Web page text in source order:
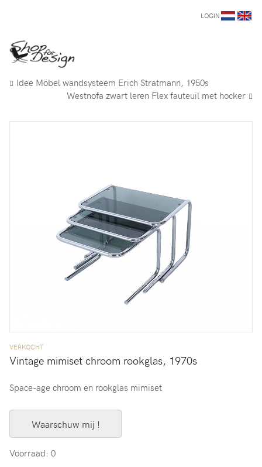
LOGIN
Idee Möbel wandsysteem Erich Stratmann, 1950s
Westnofa zwart leren Flex fauteuil met hocker
VERKOCHT
Vintage mimiset chroom rookglas, 1970s
Space-age chroom en rookglas mimiset
Waarschuw mij !
Voorraad: 0